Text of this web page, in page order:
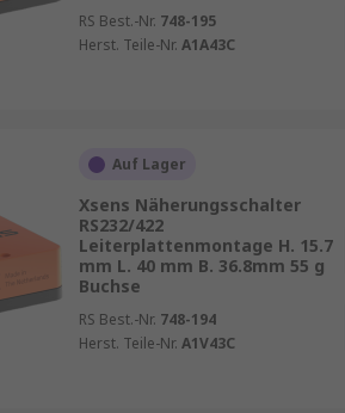
RS Best.-Nr. 748-195
Herst. Teile-Nr. A1A43C
Auf Lager
Xsens Näherungsschalter
RS232/422
Leiterplattenmontage H. 15.7
mm L. 40 mm B. 36.8mm 55 g
Buchse
RS Best.-Nr. 748-194
Herst. Teile-Nr. A1V43C